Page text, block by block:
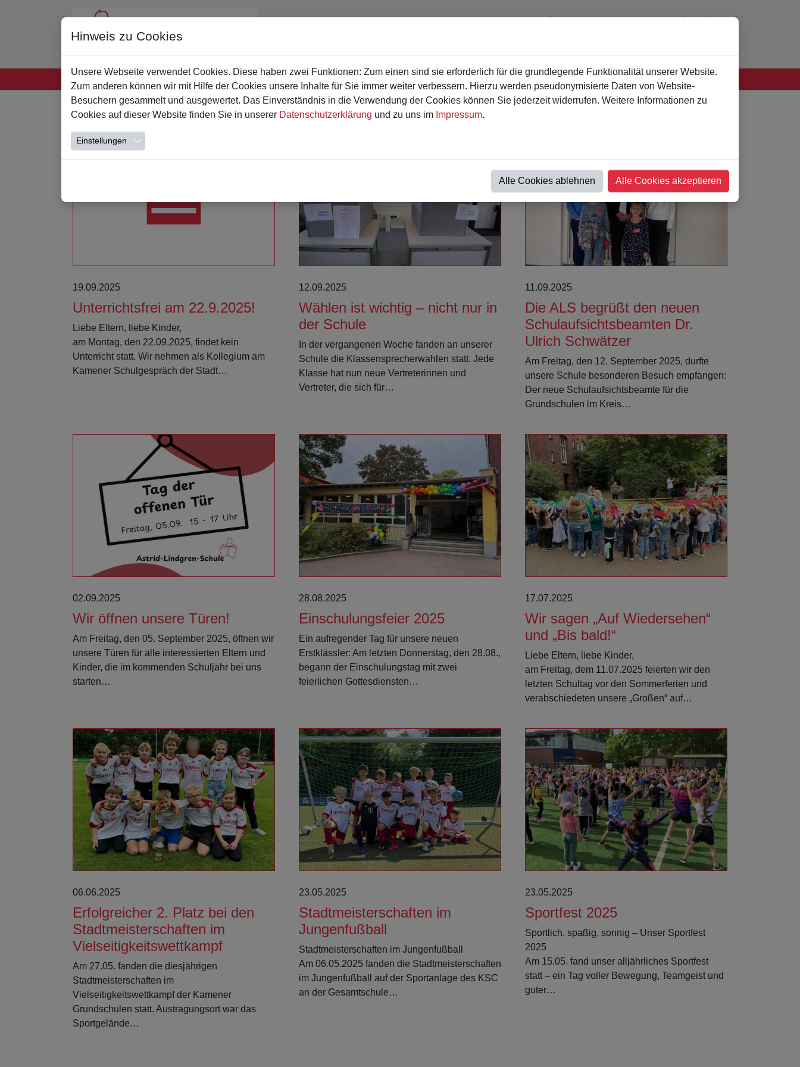
Zum Hauptinhalt springen
Gemeinschaftsgrundschule der Stadt Kamen
19.09.2025
Unterrichtsfrei am 22.9.2025!
Liebe Eltern, liebe Kinder,
am Montag, den 22.09.2025, findet kein
Unterricht statt. Wir nehmen als Kollegium am
Kamener Schulgespräch der Stadt…
12.09.2025
Wählen ist wichtig – nicht nur in
der Schule
In der vergangenen Woche fanden an unserer
Schule die Klassensprecherwahlen statt. Jede
Klasse hat nun neue Vertreterinnen und
Vertreter, die sich für…
11.09.2025
Die ALS begrüßt den neuen
Schulaufsichtsbeamten Dr.
Ulrich Schwätzer
Am Freitag, den 12. September 2025, durfte
unsere Schule besonderen Besuch empfangen:
Der neue Schulaufsichtsbeamte für die
Grundschulen im Kreis…
02.09.2025
Wir öffnen unsere Türen!
Am Freitag, den 05. September 2025, öffnen wir
unsere Türen für alle interessierten Eltern und
Kinder, die im kommenden Schuljahr bei uns
starten…
Weiterlesen
28.08.2025
Einschulungsfeier 2025
Ein aufregender Tag für unsere neuen
Erstklässler: Am letzten Donnerstag, den 28.08.,
begann der Einschulungstag mit zwei
feierlichen Gottesdiensten…
Weiterlesen
17.07.2025
Wir sagen „Auf Wiedersehen“
und „Bis bald!“
Liebe Eltern, liebe Kinder,
am Freitag, dem 11.07.2025 feierten wir den
letzten Schultag vor den Sommerferien und
verabschiedeten unsere „Großen“ auf…
06.06.2025
Erfolgreicher 2. Platz bei den
Stadtmeisterschaften im
Vielseitigkeitswettkampf
Am 27.05. fanden die diesjährigen
Stadtmeisterschaften im
Vielseitigkeitswettkampf der Kamener
Grundschulen statt. Austragungsort war das
Sportgelände…
Weiterlesen
23.05.2025
Stadtmeisterschaften im
Jungenfußball
Stadtmeisterschaften im Jungenfußball
Am 06.05.2025 fanden die Stadtmeisterschaften
im Jungenfußball auf der Sportanlage des KSC
an der Gesamtschule…
Weiterlesen
23.05.2025
Sportfest 2025
Sportlich, spaßig, sonnig – Unser Sportfest
2025
Am 15.05. fand unser alljährliches Sportfest
statt – ein Tag voller Bewegung, Teamgeist und
guter…
Hinweis zu Cookies
Unsere Webseite verwendet Cookies. Diese haben zwei Funktionen: Zum einen sind sie erforderlich für die grundlegende Funktionalität unserer Website.
Zum anderen können wir mit Hilfe der Cookies unsere Inhalte für Sie immer weiter verbessern. Hierzu werden pseudonymisierte Daten von Website-
Besuchern gesammelt und ausgewertet. Das Einverständnis in die Verwendung der Cookies können Sie jederzeit widerrufen. Weitere Informationen zu
Cookies auf dieser Website finden Sie in unserer Datenschutzerklärung und zu uns im Impressum.
Einstellungen
Alle Cookies ablehnen Alle Cookies akzeptieren